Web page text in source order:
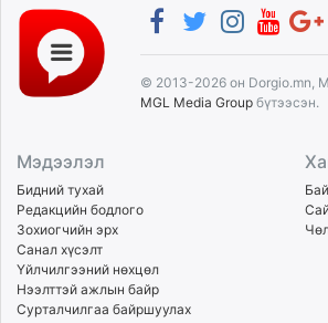
© 2013-2026 он Dorgio.mn,
MGL Media Group бүтээсэн.
Мэдээлэл
Бидний тухай
Редакцийн бодлого
Зохиогчийн эрх
Санал хүсэлт
Үйлчилгээний нөхцөл
Нээлттэй ажлын байр
Сурталчилгаа байршуулах